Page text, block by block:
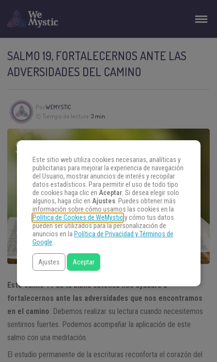
SALMO 19, FORTALECERNOS ANTE LAS
ADVERSIDADES DEL CAMINO
PorWEMYSTIC
Tiempo de lectura: 3 min
Este salmo 19 de la biblia católica nos ayudara a
fortalecernos ante las adversidades que nos encontramos
en el camino . Debemos realizar su lectura cuando necesitemos
sentirnos fuertes. Podemos acompañar la aplicación de este
salmo con una meditación.
El estudio permanente de la escrituras reconforta el corazón del
Este sitio web utiliza cookies necesarias, analíticas y
publicitarias para mejorar la experiencia de navegación
del Usuario, mostrar anuncios de interés y recopilar
datos estadísticos. Para permitir el uso de todo tipo
de cookies haga clic en Aceptar. Si desea elegir solo
algunos, haga clic en Ajustes. Puedes obtener más
información sobre cómo usamos las cookies en la
Política de Cookies de WeMysticy cómo tus datos
pueden ser utilizados para la personalización de
anuncios en la Política de Privacidad y Términos de
Google.
Ajustes Aceptar